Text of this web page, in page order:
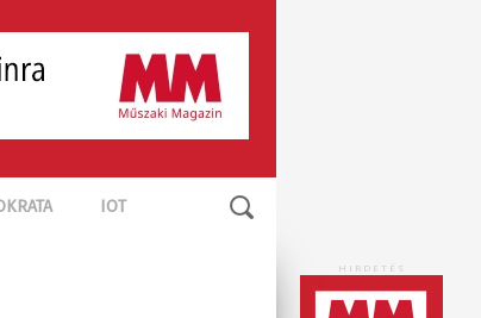
IOT
HIRDETÉS